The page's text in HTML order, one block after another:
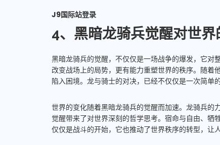
J9国际站登录
4、黑暗龙骑兵觉醒对世界
黑暗龙骑兵的觉醒，不仅仅是一场战争的爆发，它
改变战场上的局势，更有能力重塑世界的秩序。随
陷入困境。龙与骑士的对决，已经不仅仅是一次简单
世界的变化随着黑暗龙骑兵的觉醒而加速。龙骑兵的
觉醒带来了对世界深刻的哲学思考。宿命与自由、
仅仅是战斗的开始，它也推动了世界秩序的转型，让